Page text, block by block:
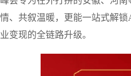
情、共叙温暖，更能一站式解
业变现的全链路升级。